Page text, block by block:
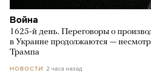
Война
1625-й день. Переговоры о
в Украине продолжаются —
Трампа
НОВОСТИ 2 часа назад